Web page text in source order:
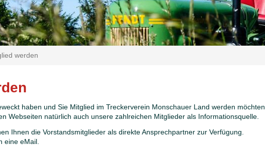
werden
haben und Sie Mitglied im Treckerverein Monschauer Land werden möchten,
Webseiten natürlich auch unsere zahlreichen Mitglieder als Informationsquelle.
Ihnen die Vorstandsmitglieder als direkte Ansprechpartner zur Verfügung.
eine eMail.